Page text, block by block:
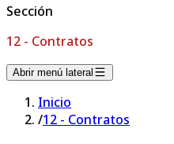
Sección
12 - Contratos
Abrir menú lateral
Inicio
/12 - Contratos